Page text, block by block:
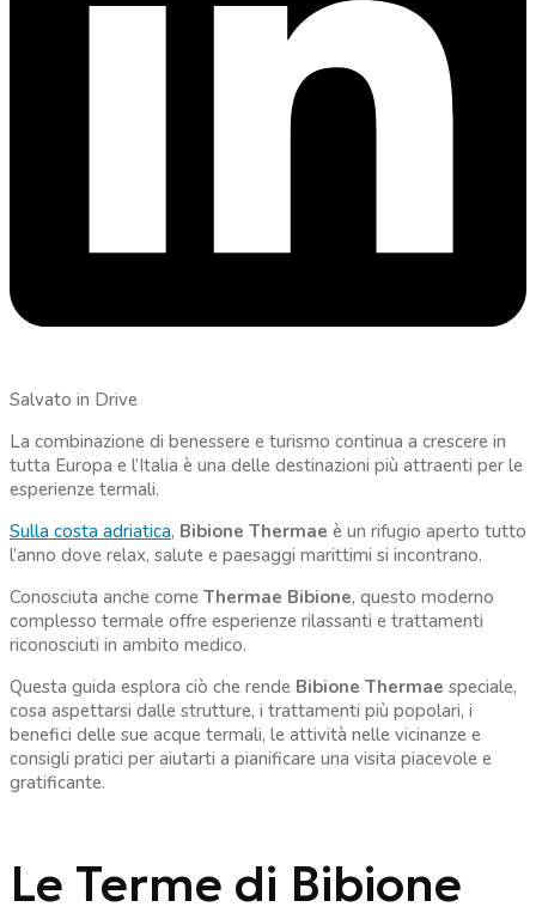
Salvato in Drive
La combinazione di benessere e turismo continua a crescere in
tutta Europa e l’Italia è una delle destinazioni più attraenti per le
esperienze termali.
Sulla costa adriatica, Bibione Thermae è un rifugio aperto tutto
l’anno dove relax, salute e paesaggi marittimi si incontrano.
Conosciuta anche come Thermae Bibione, questo moderno
complesso termale offre esperienze rilassanti e trattamenti
riconosciuti in ambito medico.
Questa guida esplora ciò che rende Bibione Thermae speciale,
cosa aspettarsi dalle strutture, i trattamenti più popolari, i
benefici delle sue acque termali, le attività nelle vicinanze e
consigli pratici per aiutarti a pianificare una visita piacevole e
gratificante.
Le Terme di Bibione